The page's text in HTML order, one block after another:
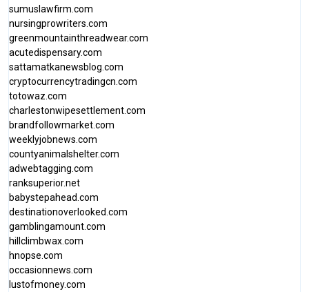
sumuslawfirm.com
nursingprowriters.com
greenmountainthreadwear.com
acutedispensary.com
sattamatkanewsblog.com
cryptocurrencytradingcn.com
totowaz.com
charlestonwipesettlement.com
brandfollowmarket.com
weeklyjobnews.com
countyanimalshelter.com
adwebtagging.com
ranksuperior.net
babystepahead.com
destinationoverlooked.com
gamblingamount.com
hillclimbwax.com
hnopse.com
occasionnews.com
lustofmoney.com